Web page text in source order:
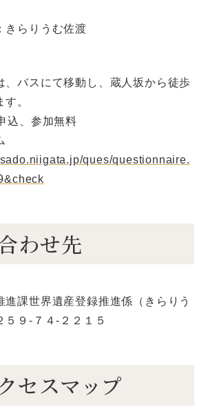
きらりうむ佐渡
バスにて移動し、蔵人坂から徒歩
。
込、参加無料
ques/questionnaire.
わせ先
進課世界遺産登録推進係（きらりう
９-７４-２２１５
セスマップ